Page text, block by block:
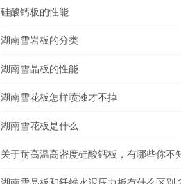
硅酸钙板的性能
湖南雪岩板的分类
湖南雪晶板的性能
湖南雪花板怎样喷漆才不掉
湖南雪花板是什么
关于耐高温高密度硅酸钙板，有哪些你不